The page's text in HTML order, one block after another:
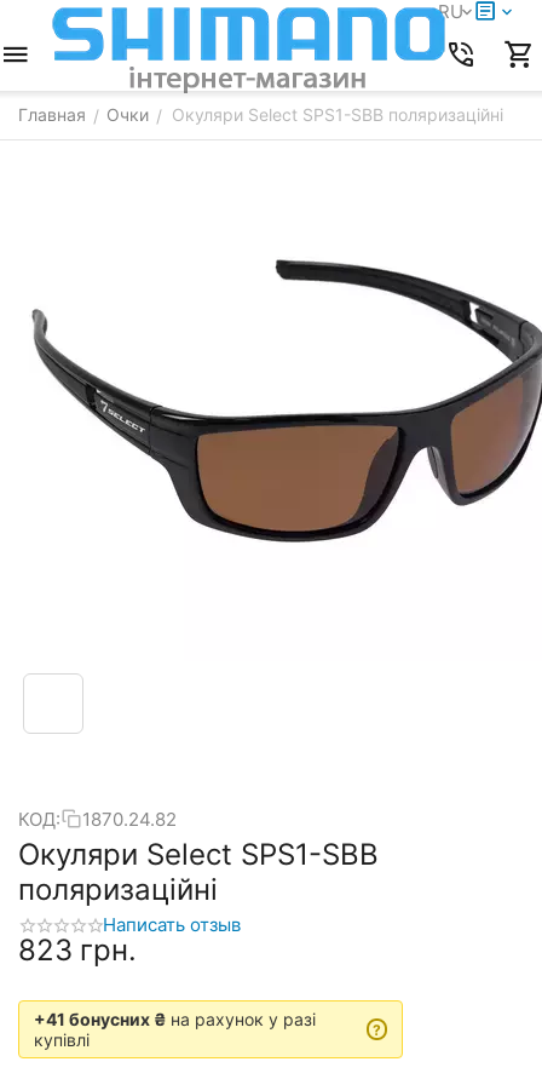
RU
Главная / Очки / Окуляри Select SPS1-SBB поляризаційні
КОД: 1870.24.82
Окуляри Select SPS1-SBB
поляризаційні
Написать отзыв
‍823‍ грн.
+41 бонусних ₴ на рахунок у разі
купівлі
?